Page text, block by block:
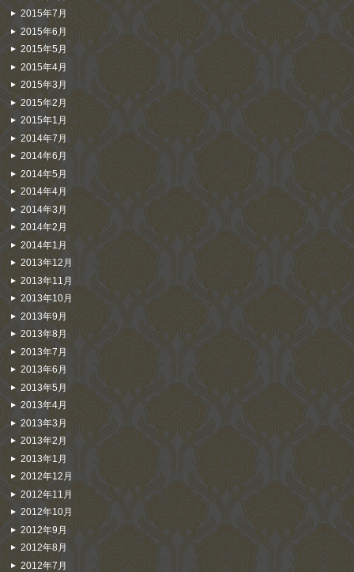
2015年7月
2015年6月
2015年5月
2015年4月
2015年3月
2015年2月
2015年1月
2014年7月
2014年6月
2014年5月
2014年4月
2014年3月
2014年2月
2014年1月
2013年12月
2013年11月
2013年10月
2013年9月
2013年8月
2013年7月
2013年6月
2013年5月
2013年4月
2013年3月
2013年2月
2013年1月
2012年12月
2012年11月
2012年10月
2012年9月
2012年8月
2012年7月